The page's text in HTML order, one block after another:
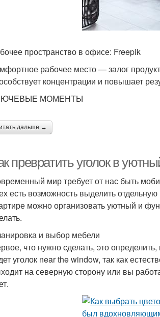
пространство в офисе: Freepik
рабочее место — залог
концентрации и повышает
МОМЕНТЫ
дальше →
превратить уголок в
мир требует от нас быть
есть возможность выделить
можно организовать уютный и
и выбор мебели
что нужно сделать, это
уголок near the window, так как
на северную сторону или вы